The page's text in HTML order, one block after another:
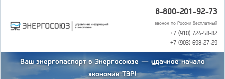
8-800-201-92-73
звонок по России бесплатный
+7 (910) 724-58-82
+7 (903) 698-27-29
Ваш энергопаспорт в Энергосоюзе — удачное начало
экономии ТЭР!